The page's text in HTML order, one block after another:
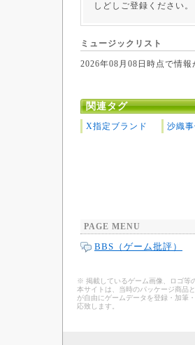
しどしご登録ください
ミュージックリスト
2026年08月08日時点で情
関連タグ
X指定ブランド 沙織
PAGE MENU
BBS（ゲーム批評）
※ 掲載しているゲーム画像、ロゴ等
本サイトは、当時のパッケージ商品
が自由にゲームデータを登録・加筆
応致します。